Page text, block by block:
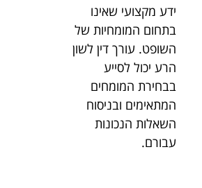
ידע מקצועי שאינו
בתחום המומחיות של
השופט. עורך דין לשון
הרע יכול לסייע
בבחירת המומחים
המתאימים ובניסוח
השאלות הנכונות
עבורם.